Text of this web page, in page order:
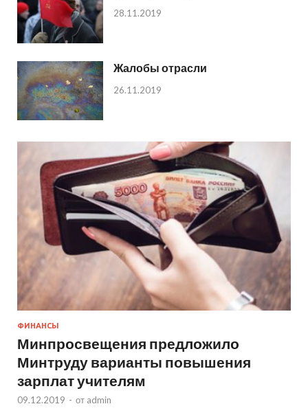
28.11.2019
Жалобы отрасли
26.11.2019
ФИНАНСЫ
Минпросвещения предложило
Минтруду варианты повышения
зарплат учителям
09.12.2019 - от admin